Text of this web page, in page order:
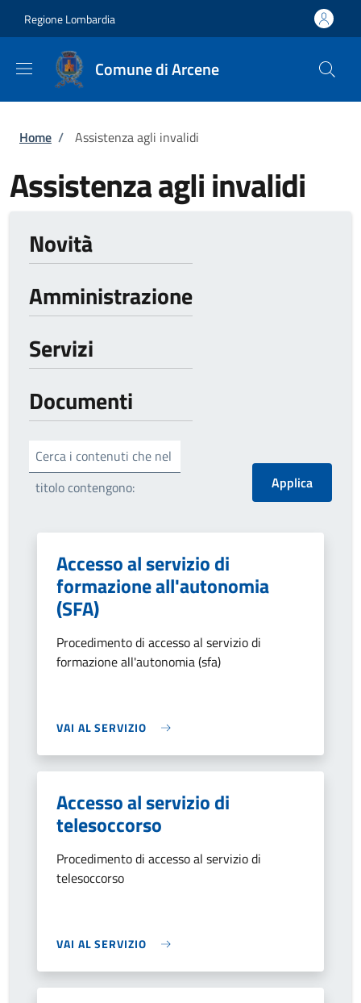
Regione Lombardia
Comune di Arcene
Briciole di pane
Home / Assistenza agli invalidi
Assistenza agli invalidi
Novità
Amministrazione
Servizi
Documenti
Cerca i contenuti che nel
titolo contengono:
Accesso al servizio di
formazione all'autonomia
(SFA)
Procedimento di accesso al servizio di
formazione all'autonomia (sfa)
VAI AL SERVIZIO
Accesso al servizio di
telesoccorso
Procedimento di accesso al servizio di
telesoccorso
VAI AL SERVIZIO